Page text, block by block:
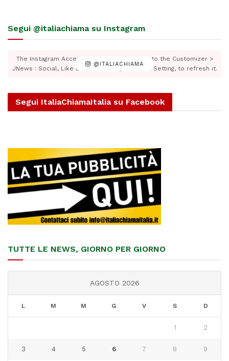
Segui @italiachiama su Instagram
@ITALIACHIAMA
The Instagram Access Token is expired, Go to the Customizer >
JNews : Social, Like & View > Instagram Feed Setting, to refresh it.
Segui ItaliaChiamaItalia su Facebook
TUTTE LE NEWS, GIORNO PER GIORNO
AGOSTO 2026
L M M G V S D
1 2
3 4 5 6 7 8 9